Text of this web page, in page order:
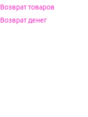
Возврат товаров
Возврат денег